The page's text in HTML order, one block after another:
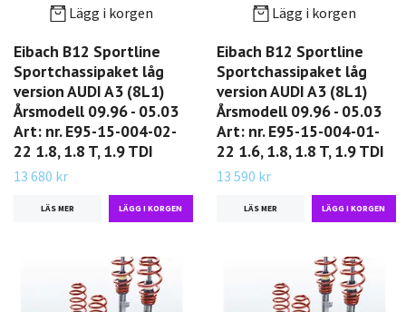
Lägg i korgen
Eibach B12 Sportline
Sportchassipaket låg
version AUDI A3 (8L1)
Årsmodell 09.96 - 05.03
Art: nr. E95-15-004-02-
22 1.8, 1.8 T, 1.9 TDI
13 680 kr
LÄS MER
Lägg i korgen
Eibach B12 Sportline
Sportchassipaket låg
version AUDI A3 (8L1)
Årsmodell 09.96 - 05.03
Art: nr. E95-15-004-01-
22 1.6, 1.8, 1.8 T, 1.9 TDI
13 590 kr
LÄS MER